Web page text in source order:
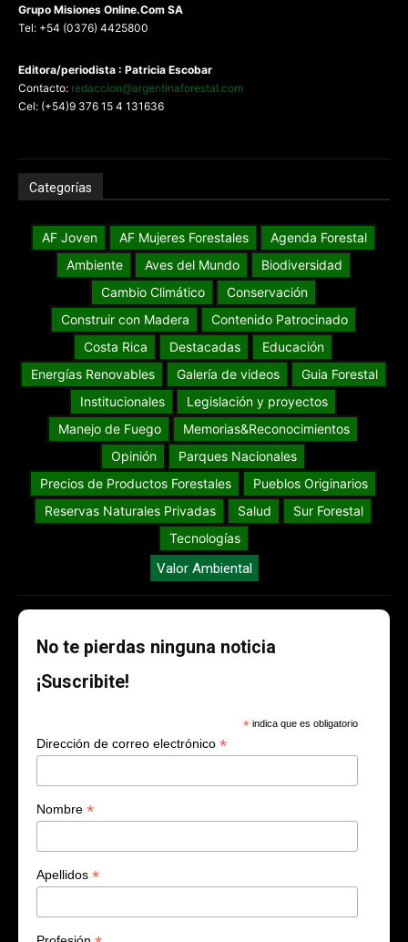
Grupo Misiones Online.Com SA
Tel: +54 (0376) 4425800
Editora/periodista : Patricia Escobar
Contacto: redaccion@argentinaforestal.com
Cel: (+54)9 376 15 4 131636
Categorías
AF Joven AF Mujeres Forestales
Agenda Forestal
Ambiente
Aves del Mundo
Biodiversidad
Cambio Climático
Conservación
Construir con Madera
Contenido Patrocinado
Costa Rica
Destacadas
Educación
Energías Renovables
Galería de videos
Guia Forestal
Institucionales
Legislación y proyectos
Manejo de Fuego
Memorias&Reconocimientos
Opinión
Parques Nacionales
Precios de Productos Forestales
Pueblos Originarios
Reservas Naturales Privadas
Salud
Sur Forestal
Tecnologías
Valor Ambiental
No te pierdas ninguna noticia
¡Suscribite!
* indica que es obligatorio
Dirección de correo electrónico *
Nombre *
Apellidos *